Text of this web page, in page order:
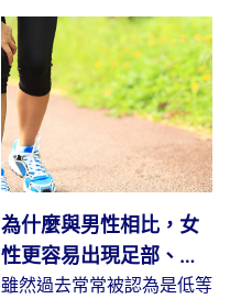
為什麼與男性相比，女
性更容易出現足部、腳
踝、膝蓋、背部問題和
雖然過去常常被認為是低等